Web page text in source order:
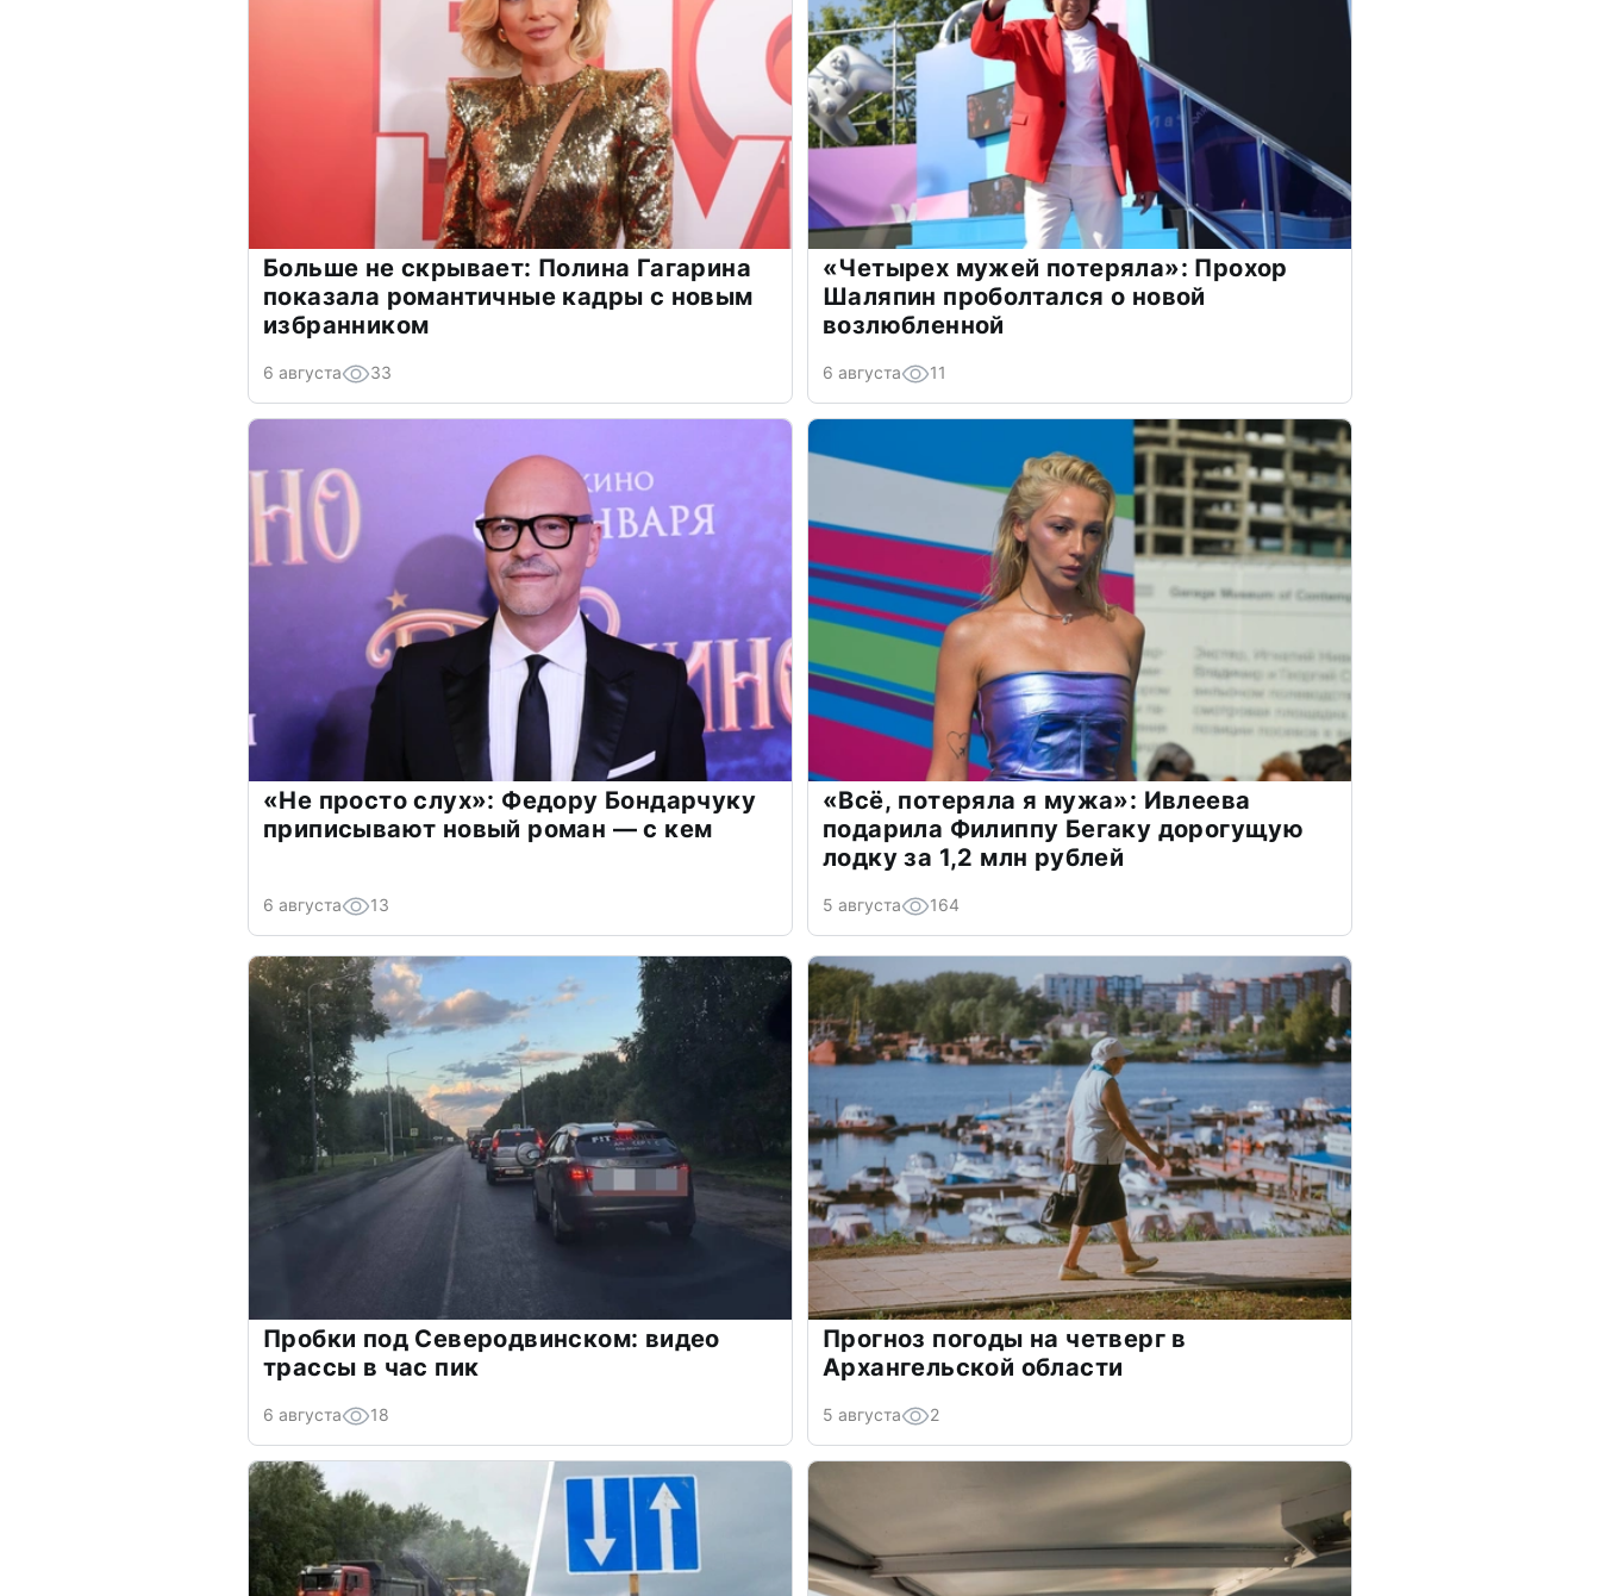
Больше не скрывает: Полина Гагарина
показала романтичные кадры с новым
избранником
6 августа 33
«Четырех мужей потеряла»: Прохор
Шаляпин проболтался о новой
возлюбленной
6 августа 11
«Не просто слух»: Федору Бондарчуку
приписывают новый роман — с кем
6 августа 13
«Всё, потеряла я мужа»: Ивлеева
подарила Филиппу Бегаку дорогущую
лодку за 1,2 млн рублей
5 августа 164
Пробки под Северодвинском: видео
трассы в час пик
6 августа 18
Прогноз погоды на четверг в
Архангельской области
5 августа 2